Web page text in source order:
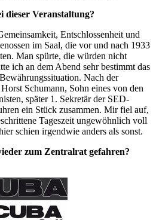
dieser Veranstaltung?
Entschlossenheit und
im Saal, die vor und nach 1933
Man spürte, die würden nicht
ich an dem Abend sehr bestimmt das
Nach der
Schumann, Sohn eines von den
später 1. Sekretär der SED-
ein Stück zusammen. Mir fiel auf,
Tageszeit ungewöhnlich voll
schien irgendwie anders als sonst.
zum Zen­tralrat gefahren?